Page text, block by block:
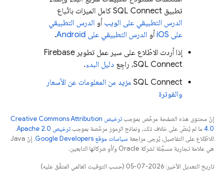
تطبيق SQL Connect كامل الميزات باتّباع
الدرس التطبيقي على الويب أو الدرس التطبيقي
على iOS
أو الدرس التطبيقي على Android
.
إذا أردت الاطّلاع على سير عمل تطوير Firebase
SQL Connect، راجِع دليل البدء.
SQL Connect مزيد من المعلومات عن الأسعار
والفوترة
إنّ محتوى هذه الصفحة مرخّص بموجب
ترخيص Creative Commons Attribution
4.0‏ ما لم يُنصّ على خلاف ذلك، ونماذج الرموز مرخّصة بموجبترخيص Apache 2.0‏
.
للاطّلاع على التفاصيل، يُرجى مراجعة سياسات موقع Google Developers‏
. إنّ Java
هي علامة تجارية مسجَّلة لشركة Oracle و/أو شركائها التابعين.
تاريخ التعديل الأخير: 2026-07-05 (حسب التوقيت العالمي المتفَّق عليه)